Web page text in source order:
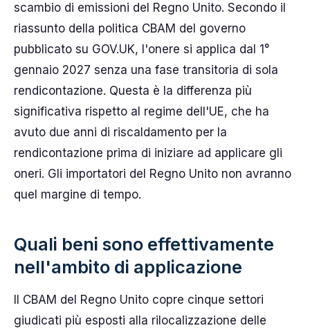
scambio di emissioni del Regno Unito. Secondo il
riassunto della politica CBAM del governo
pubblicato su GOV.UK, l'onere si applica dal 1°
gennaio 2027 senza una fase transitoria di sola
rendicontazione. Questa è la differenza più
significativa rispetto al regime dell'UE, che ha
avuto due anni di riscaldamento per la
rendicontazione prima di iniziare ad applicare gli
oneri. Gli importatori del Regno Unito non avranno
quel margine di tempo.
Quali beni sono effettivamente
nell'ambito di applicazione
Il CBAM del Regno Unito copre cinque settori
giudicati più esposti alla rilocalizzazione delle